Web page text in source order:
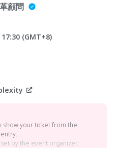
顧問
(GMT+8)
your ticket from the
entry.
by the event organizer.